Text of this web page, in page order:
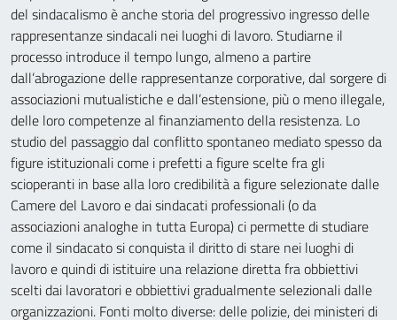
del sindacalismo è anche storia del progressivo ingresso delle
rappresentanze sindacali nei luoghi di lavoro. Studiarne il
processo introduce il tempo lungo, almeno a partire
dall’abrogazione delle rappresentanze corporative, dal sorgere di
associazioni mutualistiche e dall’estensione, più o meno illegale,
delle loro competenze al finanziamento della resistenza. Lo
studio del passaggio dal conflitto spontaneo mediato spesso da
figure istituzionali come i prefetti a figure scelte fra gli
scioperanti in base alla loro credibilità a figure selezionate dalle
Camere del Lavoro e dai sindacati professionali (o da
associazioni analoghe in tutta Europa) ci permette di studiare
come il sindacato si conquista il diritto di stare nei luoghi di
lavoro e quindi di istituire una relazione diretta fra obbiettivi
scelti dai lavoratori e obbiettivi gradualmente selezionali dalle
organizzazioni. Fonti molto diverse: delle polizie, dei ministeri di